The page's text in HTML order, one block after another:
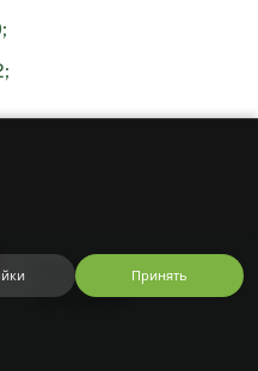
Разработка —Сайт
За 6 дней
Принять